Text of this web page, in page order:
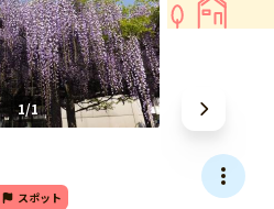
1/1
スポット